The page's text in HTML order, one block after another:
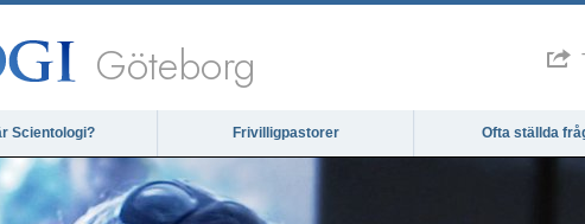
Göteborg
Scientologi? Frivilligpastorer Ofta ställda